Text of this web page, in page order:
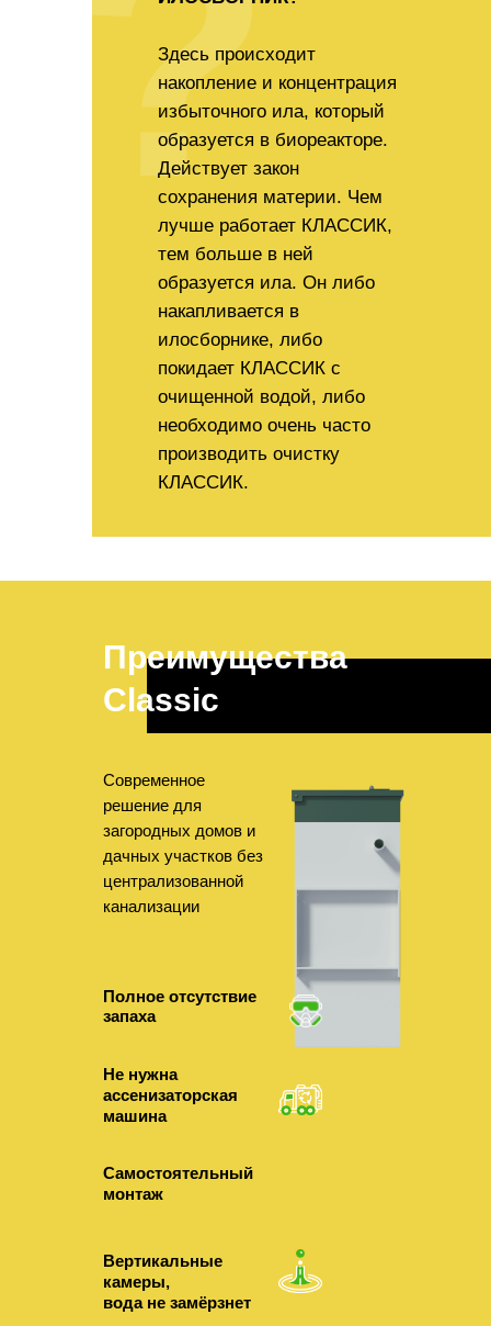
Здесь происходит
накопление и концентрация
избыточного ила, который
образуется в биореакторе.
Действует закон
сохранения материи. Чем
лучше работает КЛАССИК,
тем больше в ней
образуется ила. Он либо
накапливается в
илосборнике, либо
покидает КЛАССИК с
очищенной водой, либо
необходимо очень часто
производить очистку
КЛАССИК.
Самостоятельный
монтаж
Полное отсутствие
запаха
Не нужна
ассенизаторская
машина
Преимущества
Classic
Современное
решение для
загородных домов и
дачных участков без
централизованной
канализации
Вертикальные
камеры,
вода не замёрзнет